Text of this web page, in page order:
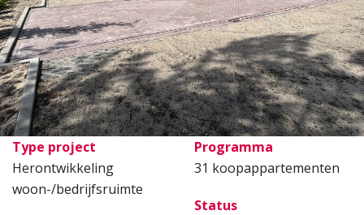
Type project
Herontwikkeling
woon-/bedrijfsruimte
Programma
31 koopappartementen
Status